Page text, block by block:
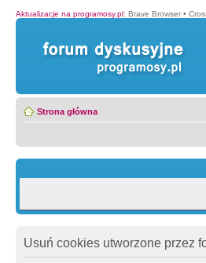
Aktualizacje na programosy.pl: Brave Browser •
Strona główna
Usuń cookies utworzone przez